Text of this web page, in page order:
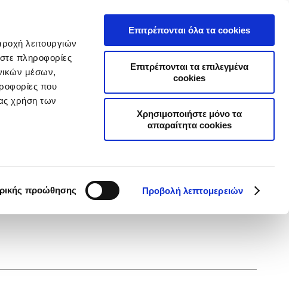
λειτουργιών
πληροφορίες
μέσων,
που
χρήση των
προώθησης Προβολή λεπτομερειών
Επιτρέπονται όλα τα cookies
Επιτρέπονται τα επιλεγμένα
cookies
Χρησιμοποιήστε μόνο τα
απαραίτητα cookies
Επιχειρήσεις Online Ασφαλίσεις